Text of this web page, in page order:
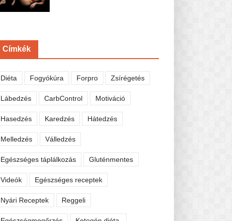
Címkék
Diéta Fogyókúra Forpro Zsírégetés
Lábedzés CarbControl Motiváció
Hasedzés Karedzés Hátedzés
Melledzés Válledzés
Egészséges táplálkozás Gluténmentes
Videók Egészséges receptek
Nyári Receptek Reggeli